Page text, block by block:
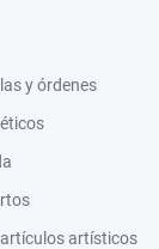
y órdenes
artísticos